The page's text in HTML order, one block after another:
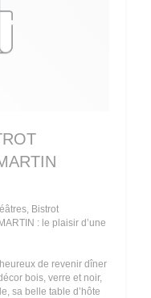
Bistrot
: le plaisir d’une
de revenir dîner
bois, verre et noir,
sa belle table d’hôte